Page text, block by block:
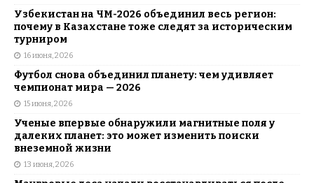
Узбекистан на ЧМ-2026 объединил весь регион:
почему в Казахстане тоже следят за историческим
турниром
16 июня, 2026
Футбол снова объединил планету: чем удивляет
чемпионат мира — 2026
15 июня, 2026
Ученые впервые обнаружили магнитные поля у
далеких планет: это может изменить поиски
внеземной жизни
13 июня, 2026